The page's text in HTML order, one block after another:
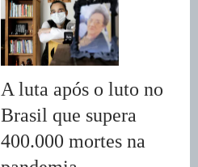
A luta após o luto no
Brasil que supera
400.000 mortes na